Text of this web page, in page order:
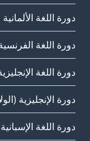
دورة اللغة الألمانية
دورة اللغة
دورة اللغة
دورة الإنجليزية
دورة اللغة الإسبانية